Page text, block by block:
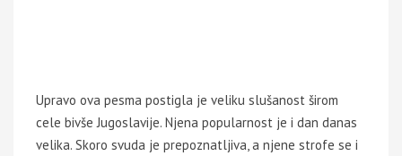
Upravo ova pesma postigla je veliku slušanost širom
cele bivše Jugoslavije. Njena popularnost je i dan danas
velika. Skoro svuda je prepoznatljiva, a njene strofe se i